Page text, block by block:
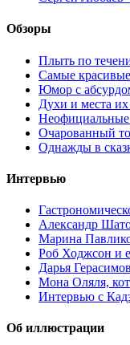
Обзоры
Плыть по
Самые
Юмор с
Духи и места
Очарованный
Однажды в
Интервью
Александр
Марина
Роб Ходжсон и
Дарья
Мона Оляля,
Интервью с
Об иллюстрации